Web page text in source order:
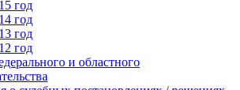
год
год
год
год
и областного